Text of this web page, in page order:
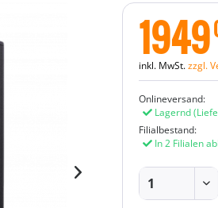
1949
inkl. MwSt.zzgl.
Onlineversand:
Lagernd
Filialbestand:
In 2 Filialen